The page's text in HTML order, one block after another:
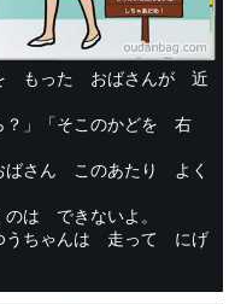
もった おばさんが 近
？」「そこのかどを 右
ばさん このあたり よく
のは できないよ。
うちゃんは 走って にげ